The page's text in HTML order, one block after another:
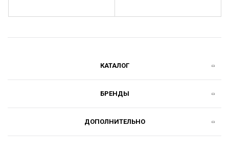
КАТАЛОГ
БРЕНДЫ
ДОПОЛНИТЕЛЬНО